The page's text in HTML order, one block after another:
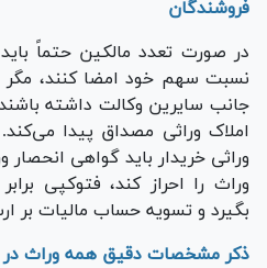
فروشندگان
در صورت تعدد مالکین حتماً
نسبت سهم خود امضا کنند، مگر
جانب سایرین وکالت داشته
املاک وراثی مصداق پیدا
وراثی خریدار باید گواهی
وراث را احراز کند، فتوکپی
بگیرد و تسویه حساب مالیات بر
ذکر مشخصات دقیق همه وراث در